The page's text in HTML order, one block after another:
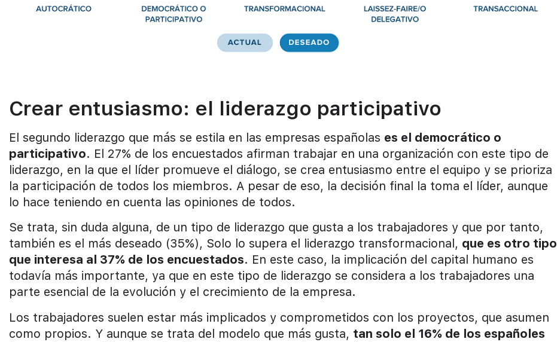
Crear entusiasmo: el liderazgo participativo
El segundo liderazgo que más se estila en las empresas españolas es el democrático o
participativo. El 27% de los encuestados afirman trabajar en una organización con este tipo de
liderazgo, en la que el líder promueve el diálogo, se crea entusiasmo entre el equipo y se prioriza
la participación de todos los miembros. A pesar de eso, la decisión final la toma el líder, aunque
lo hace teniendo en cuenta las opiniones de todos.
Se trata, sin duda alguna, de un tipo de liderazgo que gusta a los trabajadores y que por tanto,
también es el más deseado (35%), Solo lo supera el liderazgo transformacional, que es otro tipo
que interesa al 37% de los encuestados. En este caso, la implicación del capital humano es
todavía más importante, ya que en este tipo de liderazgo se considera a los trabajadores una
parte esencial de la evolución y el crecimiento de la empresa.
Los trabajadores suelen estar más implicados y comprometidos con los proyectos, que asumen
como propios. Y aunque se trata del modelo que más gusta, tan solo el 16% de los españoles